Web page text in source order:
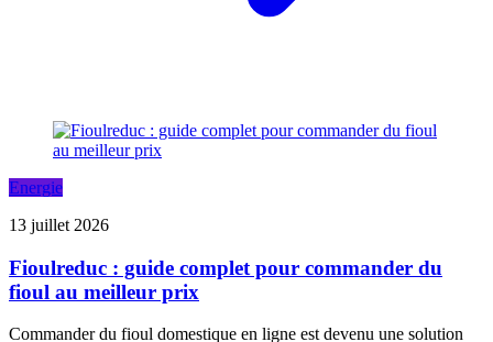
Energie
13 juillet 2026
Fioulreduc : guide complet pour commander du
fioul au meilleur prix
Commander du fioul domestique en ligne est devenu une solution